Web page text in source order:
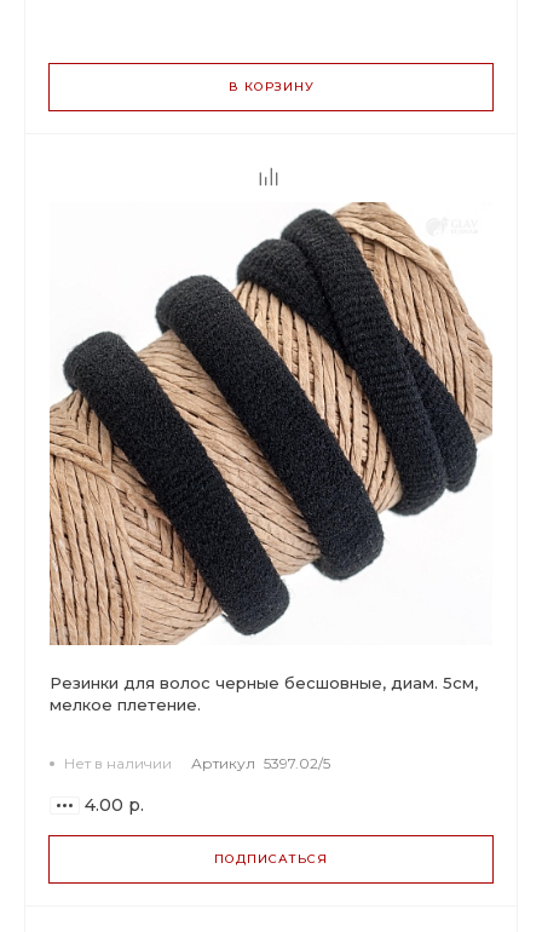
3.00 р.В КОРЗИНУ
Резинки для волос черные бесшовные, диам. 5см,
мелкое плетение.
Нет в наличии Артикул 5397.02/5
ЦЕН
4.00 р.
ПОДПИСАТЬСЯ